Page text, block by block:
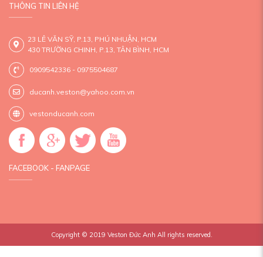
THÔNG TIN LIÊN HỆ
23 LÊ VĂN SỸ, P.13, PHÚ NHUẬN, HCM
430 TRƯỜNG CHINH, P.13, TÂN BÌNH, HCM
0909542336 - 0975504687
ducanh.veston@yahoo.com.vn
vestonducanh.com
FACEBOOK - FANPAGE
Copyright © 2019 Veston Đức Anh All rights reserved.